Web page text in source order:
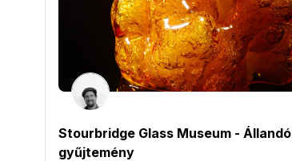
Stourbridge Glass Museum - Állandó
gyűjtemény